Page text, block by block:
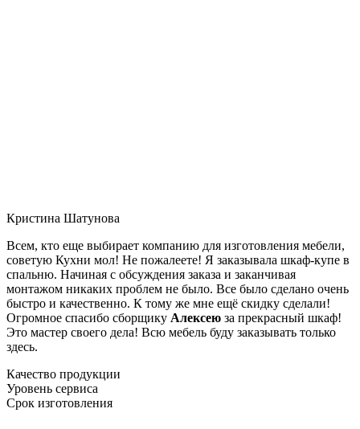
Кристина Шатунова
Всем, кто еще выбирает компанию для изготовления мебели,
советую Кухни мол! Не пожалеете! Я заказывала шкаф-купе в
спальню. Начиная с обсуждения заказа и заканчивая
монтажом никаких проблем не было. Все было сделано очень
быстро и качественно. К тому же мне ещё скидку сделали!
Огромное спасибо сборщику Алексею за прекрасный шкаф!
Это мастер своего дела! Всю мебель буду заказывать только
здесь.
Качество продукции
Уровень сервиса
Срок изготовления